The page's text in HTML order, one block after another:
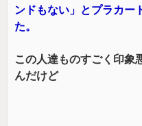
ンドもない」とプラカー
た。
この人達ものすごく印象
んだけど